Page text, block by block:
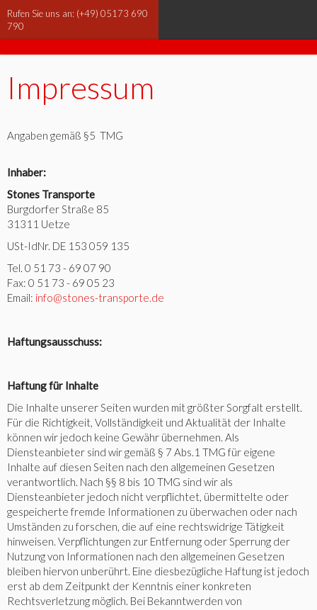
Rufen Sie uns an: (+49) 05173 690
790
Impressum
Angaben gemäß §5 TMG
Inhaber:
Stones Transporte
Burgdorfer Straße 85
31311 Uetze
USt-IdNr. DE 153 059 135
Tel. 0 51 73 - 69 07 90
Fax: 0 51 73 - 69 05 23
Email: info@stones-transporte.de
Haftungsausschuss:
Haftung für Inhalte
Die Inhalte unserer Seiten wurden mit größter Sorgfalt erstellt.
Für die Richtigkeit, Vollständigkeit und Aktualität der Inhalte
können wir jedoch keine Gewähr übernehmen. Als
Diensteanbieter sind wir gemäß § 7 Abs.1 TMG für eigene
Inhalte auf diesen Seiten nach den allgemeinen Gesetzen
verantwortlich. Nach §§ 8 bis 10 TMG sind wir als
Diensteanbieter jedoch nicht verpflichtet, übermittelte oder
gespeicherte fremde Informationen zu überwachen oder nach
Umständen zu forschen, die auf eine rechtswidrige Tätigkeit
hinweisen. Verpflichtungen zur Entfernung oder Sperrung der
Nutzung von Informationen nach den allgemeinen Gesetzen
bleiben hiervon unberührt. Eine diesbezügliche Haftung ist jedoch
erst ab dem Zeitpunkt der Kenntnis einer konkreten
Rechtsverletzung möglich. Bei Bekanntwerden von